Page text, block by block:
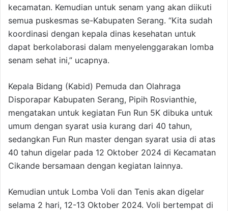
kecamatan. Kemudian untuk senam yang akan diikuti
semua puskesmas se-Kabupaten Serang. “Kita sudah
koordinasi dengan kepala dinas kesehatan untuk
dapat berkolaborasi dalam menyelenggarakan lomba
senam sehat ini,” ucapnya.
Kepala Bidang (Kabid) Pemuda dan Olahraga
Disporapar Kabupaten Serang, Pipih Rosvianthie,
mengatakan untuk kegiatan Fun Run 5K dibuka untuk
umum dengan syarat usia kurang dari 40 tahun,
sedangkan Fun Run master dengan syarat usia di atas
40 tahun digelar pada 12 Oktober 2024 di Kecamatan
Cikande bersamaan dengan kegiatan lainnya.
Kemudian untuk Lomba Voli dan Tenis akan digelar
selama 2 hari, 12-13 Oktober 2024. Voli bertempat di